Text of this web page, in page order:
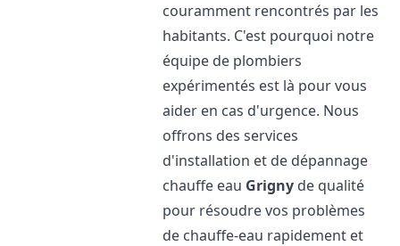
couramment rencontrés par les
habitants. C'est pourquoi notre
équipe de plombiers
expérimentés est là pour vous
aider en cas d'urgence. Nous
offrons des services
d'installation et de dépannage
chauffe eau Grigny de qualité
pour résoudre vos problèmes
de chauffe-eau rapidement et